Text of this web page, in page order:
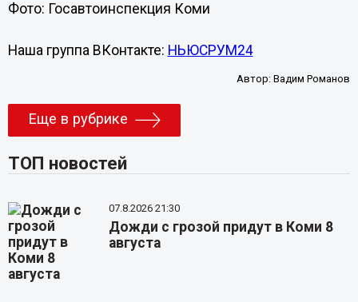
Фото: Госавтоинспекция Коми
Наша группа ВКонтакте: НЬЮСРУМ24
Автор:Вадим Романов
Еще в рубрике
ТОП новостей
07.8.2026 21:30
Дожди с грозой придут в Коми 8
августа